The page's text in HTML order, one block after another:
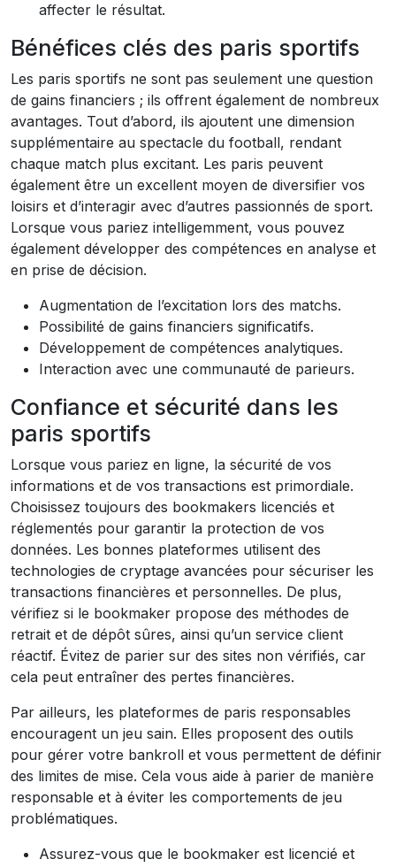
affecter le résultat.
Bénéfices clés des paris sportifs
Les paris sportifs ne sont pas seulement une question
de gains financiers ; ils offrent également de nombreux
avantages. Tout d’abord, ils ajoutent une dimension
supplémentaire au spectacle du football, rendant
chaque match plus excitant. Les paris peuvent
également être un excellent moyen de diversifier vos
loisirs et d’interagir avec d’autres passionnés de sport.
Lorsque vous pariez intelligemment, vous pouvez
également développer des compétences en analyse et
en prise de décision.
Augmentation de l’excitation lors des matchs.
Possibilité de gains financiers significatifs.
Développement de compétences analytiques.
Interaction avec une communauté de parieurs.
Confiance et sécurité dans les
paris sportifs
Lorsque vous pariez en ligne, la sécurité de vos
informations et de vos transactions est primordiale.
Choisissez toujours des bookmakers licenciés et
réglementés pour garantir la protection de vos
données. Les bonnes plateformes utilisent des
technologies de cryptage avancées pour sécuriser les
transactions financières et personnelles. De plus,
vérifiez si le bookmaker propose des méthodes de
retrait et de dépôt sûres, ainsi qu’un service client
réactif. Évitez de parier sur des sites non vérifiés, car
cela peut entraîner des pertes financières.
Par ailleurs, les plateformes de paris responsables
encouragent un jeu sain. Elles proposent des outils
pour gérer votre bankroll et vous permettent de définir
des limites de mise. Cela vous aide à parier de manière
responsable et à éviter les comportements de jeu
problématiques.
Assurez-vous que le bookmaker est licencié et